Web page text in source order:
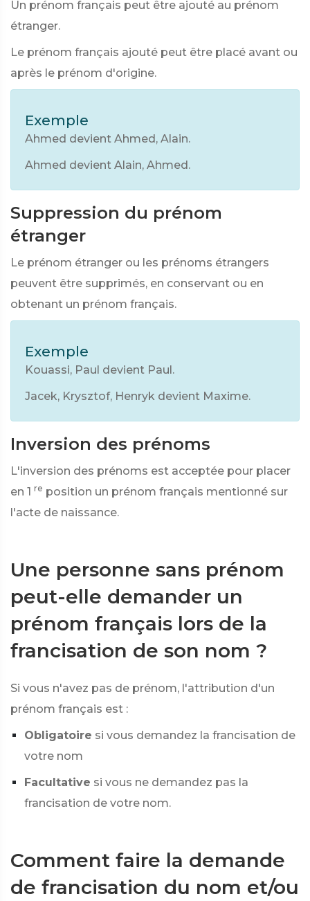
Un prénom français peut être ajouté au prénom
étranger.
Le prénom français ajouté peut être placé avant ou
après le prénom d'origine.
Exemple
Ahmed devient Ahmed, Alain.
Ahmed devient Alain, Ahmed.
Suppression du prénom
étranger
Le prénom étranger ou les prénoms étrangers
peuvent être supprimés, en conservant ou en
obtenant un prénom français.
Exemple
Kouassi, Paul devient Paul.
Jacek, Krysztof, Henryk devient Maxime.
Inversion des prénoms
L'inversion des prénoms est acceptée pour placer
en 1 re position un prénom français mentionné sur
l'acte de naissance.
Une personne sans prénom
peut-elle demander un
prénom français lors de la
francisation de son nom ?
Si vous n'avez pas de prénom, l'attribution d'un
prénom français est :
Obligatoire si vous demandez la francisation de
votre nom
Facultative si vous ne demandez pas la
francisation de votre nom.
Comment faire la demande
de francisation du nom et/ou